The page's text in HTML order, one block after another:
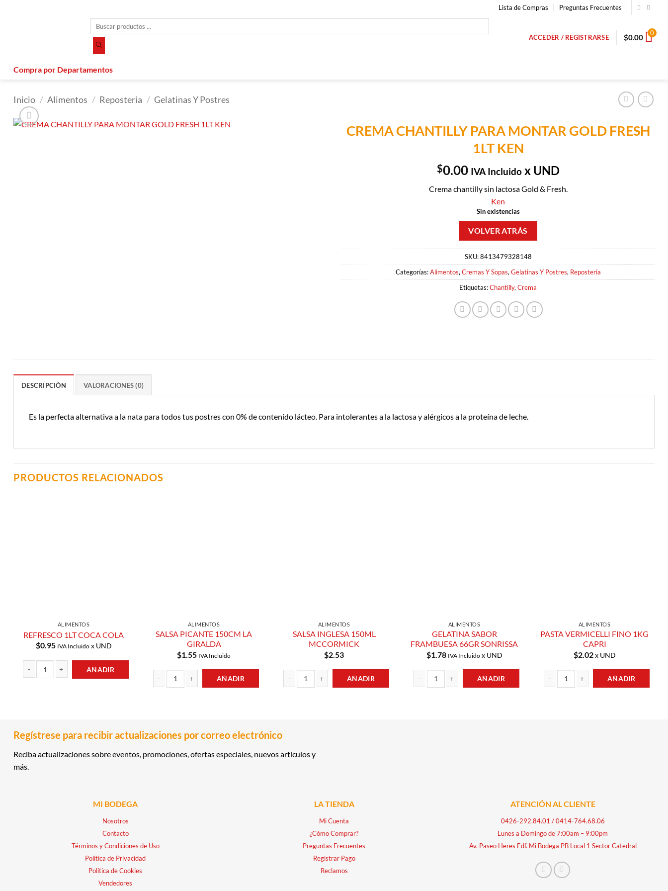
Lista de Compras Preguntas Frecuentes
productos
ACCEDER / REGISTRARSE $0.00 0
Compra por Departamentos
Inicio / Alimentos / Reposteria / Gelatinas Y Postres
CREMA CHANTILLY PARA MONTAR GOLD FRESH
1LT KEN
$0.00 IVA Incluidox UND
Crema chantilly sin lactosa Gold & Fresh.
Ken
Sin existencias
SKU:8413479328148
Categorías:Alimentos, Cremas Y Sopas, Gelatinas Y Postres, Reposteria
Etiquetas:Chantilly, Crema
DESCRIPCIÓN VALORACIONES (0)
Es la perfecta alternativa a la nata para todos tus postres con 0% de contenido lácteo. Para intolerantes a la lactosa y alérgicos a la proteína de leche.
PRODUCTOS RELACIONADOS
ALIMENTOS
REFRESCO 1LT COCA COLA
$0.95 IVA Incluidox UND
AÑADIR
ALIMENTOS
SALSA PICANTE 150CM LA
GIRALDA
$1.55 IVA Incluido
AÑADIR
ALIMENTOS
SALSA INGLESA 150ML
MCCORMICK
$2.53
AÑADIR
ALIMENTOS
GELATINA SABOR
FRAMBUESA 66GR SONRISSA
$1.78 IVA Incluidox UND
AÑADIR
ALIMENTOS
PASTA VERMICELLI FINO 1KG
CAPRI
$2.02x UND
AÑADIR
Regístrese para recibir actualizaciones por correo electrónico
Reciba actualizaciones sobre eventos, promociones, ofertas especiales, nuevos artículos y
más.
MI BODEGA
Nosotros
Contacto
Términos y Condiciones de Uso
Política de Privacidad
Política de Cookies
Vendedores
LA TIENDA
Mi Cuenta
¿Cómo Comprar?
Preguntas Frecuentes
Registrar Pago
Reclamos
ATENCIÓN AL CLIENTE
0426-292.84.01 /0414-764.68.06
Lunes a Domingo de 7:00am – 9:00pm
Av. Paseo Heres Edf. Mi Bodega PB Local 1 Sector Catedral